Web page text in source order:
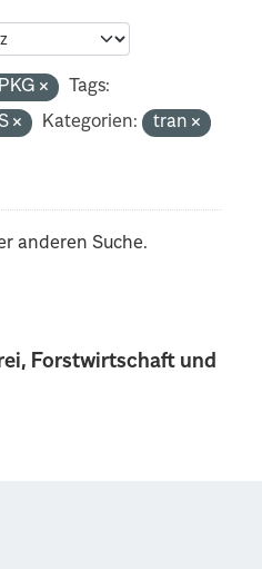
Forstwirtschaft und
Tags:
Kategorien: tran
anderen Suche.